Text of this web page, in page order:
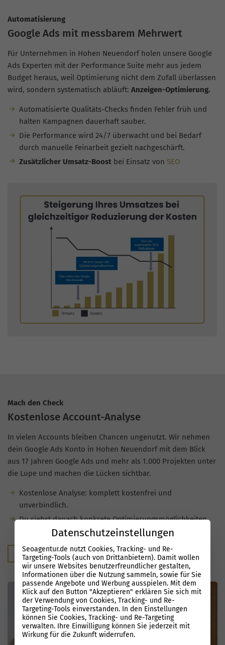
Automatisierung
Google Ads mit messbarem Mehrwert
Für Unternehmen in Hohen Neuendorf holen unsere Google
Ads Experten mit der Performance Suite mehr aus jedem
Budget heraus, weil Optimierung nicht dem Zufall überlassen
wird, sondern systematisch abläuft: Anzeigen-Optimierung.
Automatisierte Qualitäts-Checks finden Fehler früh und
halten Kampagnen dauerhaft sauber.
Die Performance wird 24/7 überwacht und bei Bedarf
durch manuelle Feinarbeit gezielt nachgeschärft.
Zusätzlicher Umsatz-Boostbei Einsatz von SEO
Mach den Check
Kostenlose Account-Analyse
In vielen Accounts bleiben Chancen ungenutzt. Wir nehmen
dein Google Ads Konto in Hohen Neuendorf mit dem Blick
aus 17 Jahren Google Ads und mehr als 1.000 Projekten unter
die Lupe und machen die Lücken sichtbar.
Kostenlose Analyse: komplett kostenfrei und
unverbindlich.
Du siehst danach konkrete Optimierungsmöglichkeiten
und welches Potenzial in deinen Kampagnen steckt.
Kostenloser Audit
Datenschutzeinstellungen
Seoagentur.de nutzt Cookies, Tracking- und Re-
Targeting-Tools (auch von Drittanbietern). Damit wollen
wir unsere Websites benutzerfreundlicher gestalten,
Informationen über die Nutzung sammeln, sowie für Sie
passende Angebote und Werbung ausspielen. Mit dem
Klick auf den Button "Akzeptieren" erklären Sie sich mit
der Verwendung von Cookies, Tracking- und Re-
Targeting-Tools einverstanden. In den Einstellungen
können Sie Cookies, Tracking- und Re-Targeting
verwalten. Ihre Einwilligung können Sie jederzeit mit
Wirkung für die Zukunft widerrufen.